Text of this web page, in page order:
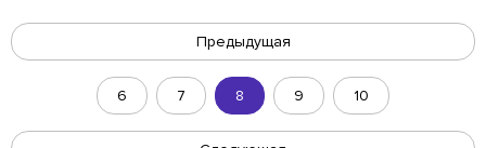
Предыдущая
6 7 8 9 10